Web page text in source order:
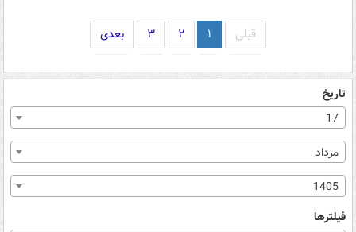
قبلی ۱ ۲ ۳ بعدی
تاریخ
17
مرداد
1405
فیلترها